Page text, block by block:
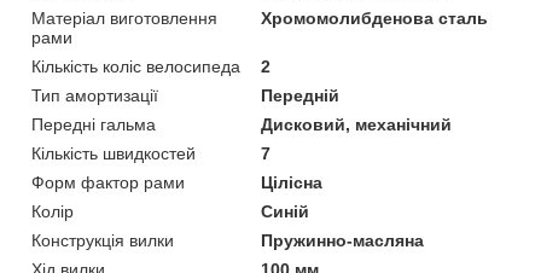
Матеріал виготовлення
рами
Хромомолибденова сталь
Кількість коліс велосипеда
2
Тип амортизації
Передній
Передні гальма
Дисковий, механічний
Кількість швидкостей
7
Форм фактор рами
Цілісна
Колір
Синій
Конструкція вилки
Пружинно-масляна